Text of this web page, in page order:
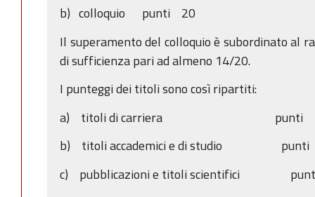
b) colloquio punti 20
Il superamento del colloquio è subordinato al
di sufficienza pari ad almeno 14/20.
I punteggi dei titoli sono così ripartiti:
a) titoli di carriera punti
b) titoli accademici e di studio
c) pubblicazioni e titoli scientifici